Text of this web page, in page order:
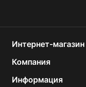
Интернет-магазин
Компания
Информация